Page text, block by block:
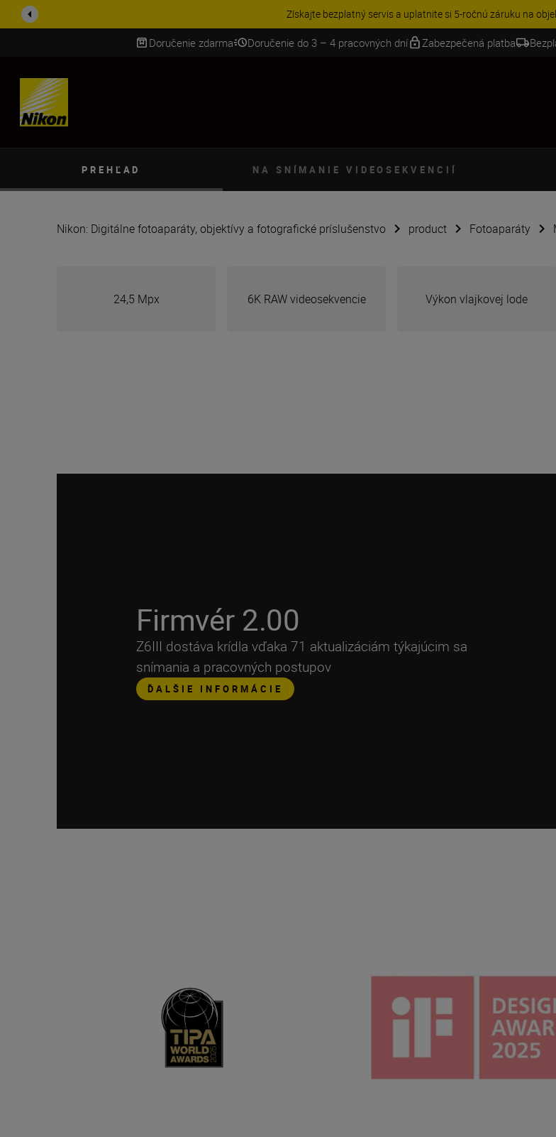
UŠETRI NA PRÍSLUŠENSTVE | Ušetrite 15 % na vybranom príslušenstve a
Doručenie zdarma Doručenie do 3 – 4 pracovných dní Zabezpečená platba
SKIP
PREHĽAD NA SNÍMANIE VIDEOSEKVENCIÍ
Nikon: Digitálne fotoaparáty, objektívy a fotografické príslušenstvo product Fotoaparáty
24,5 Mpx 6K RAW videosekvencie Výkon vlajkovej lode
Firmvér 2.00
Z6III dostáva krídla vďaka 71 aktualizáciám týkajúcim sa
snímania a pracovných postupov
ĎALŠIE INFORMÁCIE